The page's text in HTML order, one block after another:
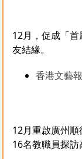
12月，促成「
友結緣。
香港文藝
12月重啟廣州
16名教職員探